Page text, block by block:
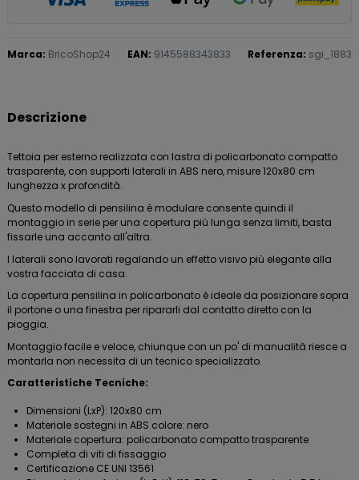
Marca: BricoShop24 EAN: 9145588343833 Referenza: sgi_1883
Descrizione
Tettoia per esterno realizzata con lastra di policarbonato compatto
trasparente, con supporti laterali in ABS nero, misure 120x80 cm
lunghezza x profondità.
Questo modello di pensilina è modulare consente quindi il
montaggio in serie per una copertura più lunga senza limiti, basta
fissarle una accanto all'altra.
I laterali sono lavorati regalando un effetto visivo più elegante alla
vostra facciata di casa.
La copertura pensilina in policarbonato è ideale da posizionare sopra
il portone o una finestra per ripararli dal contatto diretto con la
pioggia.
Montaggio facile e veloce, chiunque con un po' di manualità riesce a
montarla non necessita di un tecnico specializzato.
Caratteristiche Tecniche:
Dimensioni (LxP): 120x80 cm
Materiale sostegni in ABS colore: nero
Materiale copertura: policarbonato compatto trasparente
Completa di viti di fissaggio
Certificazione CE UNI 13561